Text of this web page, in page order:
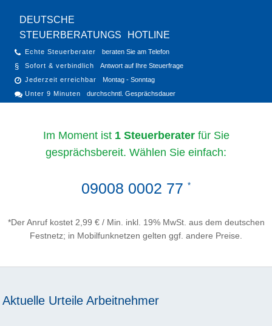
DEUTSCHE
STEUERBERATUNGS
HOTLINE
Echte Steuerberater
beraten Sie am Telefon
Sofort & verbindlich
Antwort auf Ihre Steuerfrage
Jederzeit erreichbar
Montag - Sonntag
Unter 9 Minuten
durchschntl. Gesprächsdauer
Im Moment ist 1 Steuerberaterfür Sie
gesprächsbereit. Wählen Sie einfach:
09008 0002 77 *
*Der Anruf kostet 2,99 € / Min. inkl. 19% MwSt. aus dem deutschen
Festnetz; in Mobilfunknetzen gelten ggf. andere Preise.
Aktuelle Urteile Arbeitnehmer